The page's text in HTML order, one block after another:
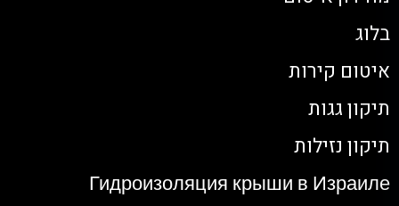
בלוג
איטום קירות
תיקון גגות
תיקון נזילות
Гидроизоляция крыши в Израиле